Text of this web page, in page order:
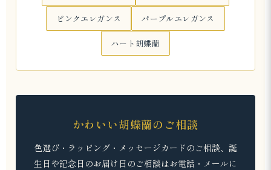
ピンクエレガンス パープルエレガンス
ハート胡蝶蘭
かわいい胡蝶蘭のご相談
色選び・ラッピング・メッセージカードのご相談、誕
生日や記念日のお届け日のご相談はお電話・メールに